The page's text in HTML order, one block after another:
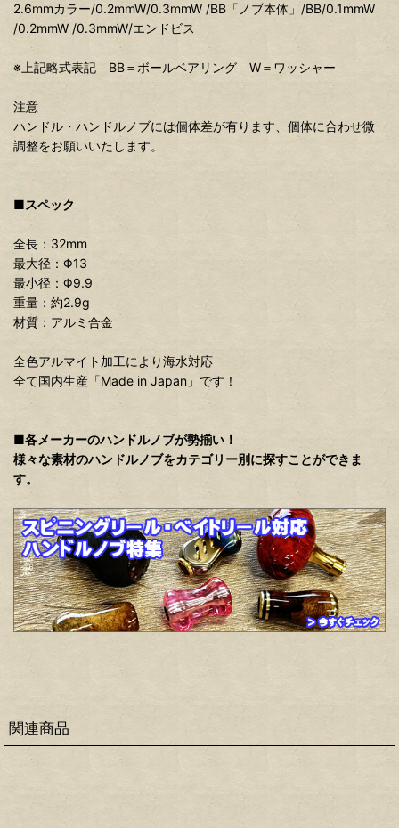
2.6mmカラー/0.2mmW/0.3mmW /BB「ノブ本体」/BB/0.1mmW
/0.2mmW /0.3mmW/エンドビス
※上記略式表記 BB＝ボールベアリング W＝ワッシャー
注意
ハンドル・ハンドルノブには個体差が有ります、個体に合わせ微
調整をお願いいたします。
■スペック
全長：32mm
最大径：Φ13
最小径：Φ9.9
重量：約2.9g
材質：アルミ合金
全色アルマイト加工により海水対応
全て国内生産「Made in Japan」です！
■各メーカーのハンドルノブが勢揃い！
様々な素材のハンドルノブをカテゴリー別に探すことができま
す。
関連商品